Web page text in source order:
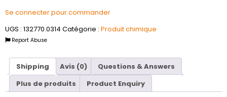
Se connecter pour commander
UGS : 132770.0314 Catégorie : Produit chimique
Report Abuse
Shipping Avis (0)
Questions & Answers
Plus de produits
Product Enquiry